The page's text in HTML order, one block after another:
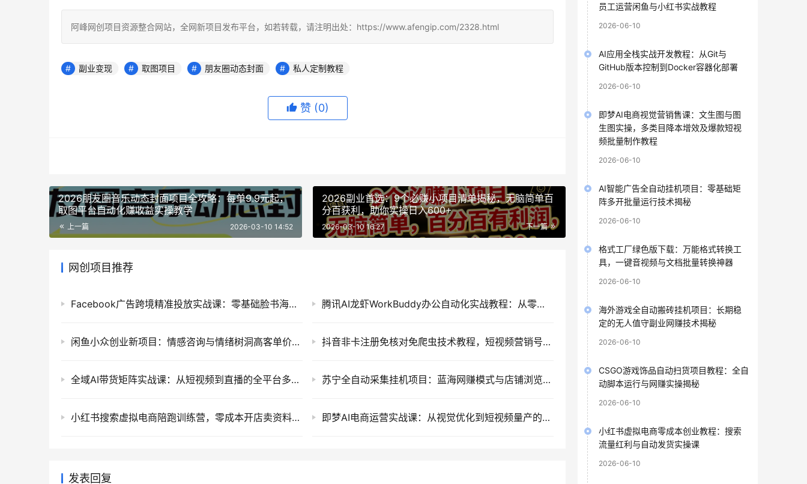
阿峰网创项目资源整合网站，全网新项目发布平台，如若转载，请注明出处：https://www.afengip.com/2328.html
副业变现 取图项目 朋友圈动态封面 私人定制教程
赞 (0)
2026朋友圈音乐动态封面项目全攻略：每单9.9元起，
取图平台自动化赚收益实操教学
上一篇 2026-03-10 14:52
2026副业首选：9个必赚小项目清单揭秘，无脑简单百
分百获利，助你实操日入600+
下一篇
2026-03-10 16:27
网创项目推荐
Facebook广告跨境精准投放实战课：零基础脸书海外广告账户搭建、受众优化与稳定变现教程 腾讯AI龙虾WorkBuddy办公自动化实战教程：从零基础数字员工部署到AI高效办公全场景指南
闲鱼小众创业新项目：情感咨询与情绪树洞高客单价私域变现运营教程 抖音非卡注册免核对免爬虫技术教程，短视频营销号批量搭建与SEO实战指南
全域AI带货矩阵实战课：从短视频到直播的全平台多矩阵运营破局指南 苏宁全自动采集挂机项目：蓝海网赚模式与店铺浏览权重推广实操揭秘
小红书搜索虚拟电商陪跑训练营，零成本开店卖资料与全自动发货矩阵项目教程 即梦AI电商运营实战课：从视觉优化到短视频量产的一站式图文视频文案解决方案
发表回复
员工运营闲鱼与小红书实战教程
2026-06-10
AI应用全栈实战开发教程：从Git与
GitHub版本控制到Docker容器化部署
2026-06-10
即梦AI电商视觉营销售课：文生图与图
生图实操，多类目降本增效及爆款短视
频批量制作教程
2026-06-10
AI智能广告全自动挂机项目：零基础矩
阵多开批量运行技术揭秘
2026-06-10
格式工厂绿色版下载：万能格式转换工
具，一键音视频与文档批量转换神器
2026-06-10
海外游戏全自动搬砖挂机项目：长期稳
定的无人值守副业网赚技术揭秘
2026-06-10
CSGO游戏饰品自动扫货项目教程：全自
动脚本运行与网赚实操揭秘
2026-06-10
小红书虚拟电商零成本创业教程：搜索
流量红利与自动发货实操课
2026-06-10